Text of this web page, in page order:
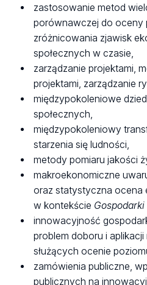
zastosowanie metod
porównawczej do oceny
zróżnicowania zjawisk
społecznych w czasie,
zarządzanie projektami,
projektami, zarządzanie
międzypokoleniowe
społecznych,
międzypokoleniowy
starzenia się ludności,
metody pomiaru jakości
makroekonomiczne
oraz statystyczna
w kontekście Gospodarki
innowacyjność
problem doboru i
służących ocenie
zamówienia publiczne,
publicznych na